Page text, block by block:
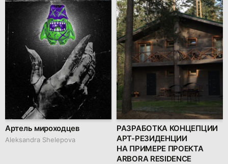
Артель мироходцев
Aleksandra Shelepova
РАЗРАБОТКА КОНЦЕПЦИИ
АРТ-РЕЗИДЕНЦИИ
НА ПРИМЕРЕ ПРОЕКТА
ARBORA RESIDENCE